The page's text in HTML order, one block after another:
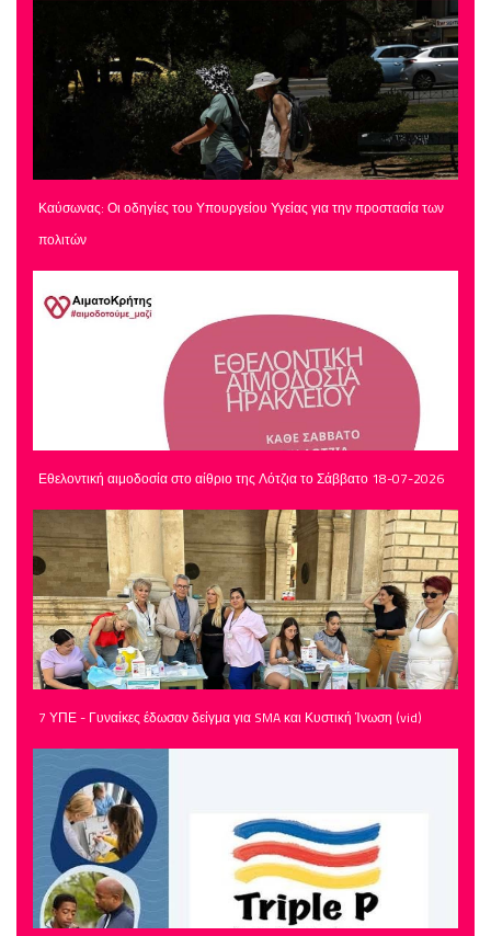
Καύσωνας: Οι οδηγίες του Υπουργείου Υγείας για την προστασία των
πολιτών
Εθελοντική αιμοδοσία στο αίθριο της Λότζια το Σάββατο 18-07-2026
7 ΥΠΕ - Γυναίκες έδωσαν δείγμα για SMA και Κυστική Ίνωση (vid)